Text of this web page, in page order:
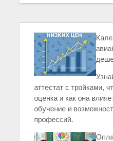
аттестат с тройками,
оценка и как она
обучение и
профессий.